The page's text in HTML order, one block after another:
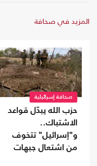
المزيد في صحافة
صحافة إسرائيلية
حزب الله يبدّل قواعد
الاشتباك..
و"إسرائيل" تتخوف
من اشتعال جبهات